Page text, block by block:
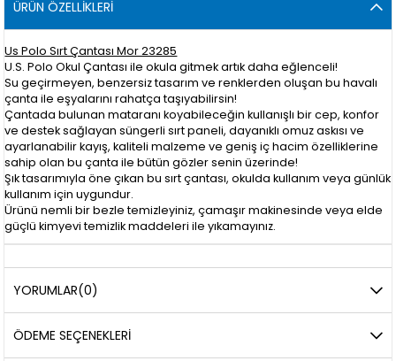
ÜRÜN ÖZELLIKLERI
Us Polo Sırt Çantası Mor 23285
U.S. Polo Okul Çantası ile okula gitmek artık daha eğlenceli!
Su geçirmeyen, benzersiz tasarım ve renklerden oluşan bu havalı
çanta ile eşyalarını rahatça taşıyabilirsin!
Çantada bulunan mataranı koyabileceğin kullanışlı bir cep, konfor
ve destek sağlayan süngerli sırt paneli, dayanıklı omuz askısı ve
ayarlanabilir kayış, kaliteli malzeme ve geniş iç hacim özelliklerine
sahip olan bu çanta ile bütün gözler senin üzerinde!
Şık tasarımıyla öne çıkan bu sırt çantası, okulda kullanım veya günlük
kullanım için uygundur.
Ürünü nemli bir bezle temizleyiniz, çamaşır makinesinde veya elde
güçlü kimyevi temizlik maddeleri ile yıkamayınız.
YORUMLAR(0)
ÖDEME SEÇENEKLERI